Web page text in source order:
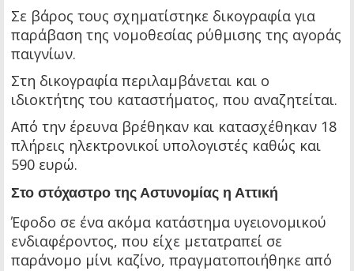
Σε βάρος τους σχηματίστηκε δικογραφία για
παράβαση της νομοθεσίας ρύθμισης της αγοράς
παιγνίων.
Στη δικογραφία περιλαμβάνεται και ο
ιδιοκτήτης του καταστήματος, που αναζητείται.
Από την έρευνα βρέθηκαν και κατασχέθηκαν 18
πλήρεις ηλεκτρονικοί υπολογιστές καθώς και
590 ευρώ.
Στο στόχαστρο της Αστυνομίας η Αττική
Έφοδο σε ένα ακόμα κατάστημα υγειονομικού
ενδιαφέροντος, που είχε μετατραπεί σε
παράνομο μίνι καζίνο, πραγματοποιήθηκε από